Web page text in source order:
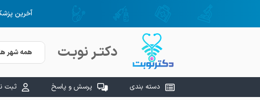
آخرین
دکتـر نوبـت همه شهر
دسته بندی پرسش و پاسخ ثبت